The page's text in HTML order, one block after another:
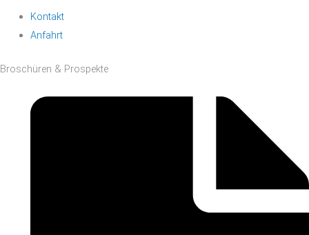
Kontakt
Anfahrt
Broschüren & Prospekte